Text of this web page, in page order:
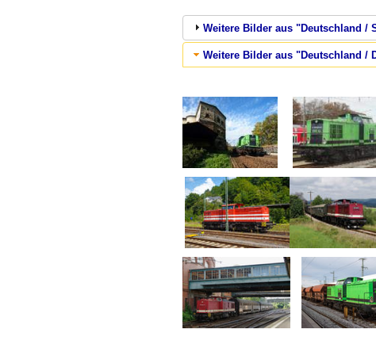
Weitere Bilder aus "Deutschland /
Weitere Bilder aus "Deutschland /